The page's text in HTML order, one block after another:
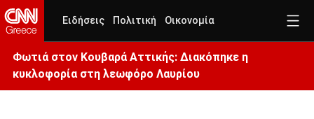
Ειδήσεις Πολιτική Οικονομία
Φωτιά στον Κουβαρά Αττικής: Διακόπηκε η
κυκλοφορία στη λεωφόρο Λαυρίου